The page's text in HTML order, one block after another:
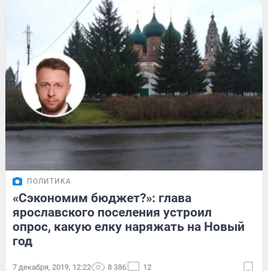
ПОЛИТИКА
«Сэкономим бюджет?»: глава
ярославского поселения устроил
опрос, какую елку наряжать на Новый
год
7 декабря, 2019, 12:22 8 386 12